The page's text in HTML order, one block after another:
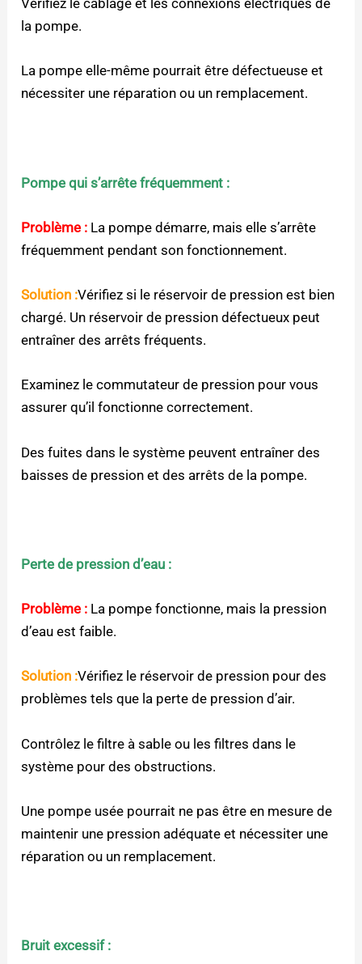
Vérifiez le câblage et les connexions électriques de
la pompe.
La pompe elle-même pourrait être défectueuse et
nécessiter une réparation ou un remplacement.
Pompe qui s’arrête fréquemment :
Problème : La pompe démarre, mais elle s’arrête
fréquemment pendant son fonctionnement.
Solution :Vérifiez si le réservoir de pression est bien
chargé. Un réservoir de pression défectueux peut
entraîner des arrêts fréquents.
Examinez le commutateur de pression pour vous
assurer qu’il fonctionne correctement.
Des fuites dans le système peuvent entraîner des
baisses de pression et des arrêts de la pompe.
Perte de pression d’eau :
Problème : La pompe fonctionne, mais la pression
d’eau est faible.
Solution :Vérifiez le réservoir de pression pour des
problèmes tels que la perte de pression d’air.
Contrôlez le filtre à sable ou les filtres dans le
système pour des obstructions.
Une pompe usée pourrait ne pas être en mesure de
maintenir une pression adéquate et nécessiter une
réparation ou un remplacement.
Bruit excessif :